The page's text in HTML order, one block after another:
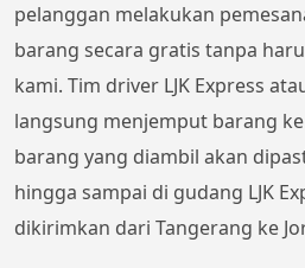
pelanggan melakukan
barang secara gratis tanpa
kami. Tim driver LJK Express
langsung menjemput barang
barang yang diambil akan
hingga sampai di gudang LJK
dikirimkan dari Tangerang ke